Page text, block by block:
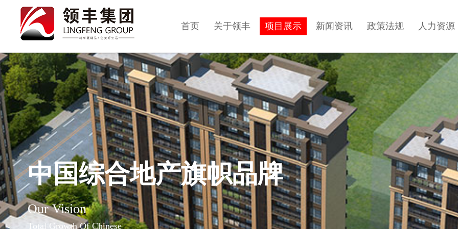
首页 关于领丰 项目展示 新闻资讯 政策法规 人力资源
中国综合地产旗帜品牌
Our Vision
Total Growth Of Chinese